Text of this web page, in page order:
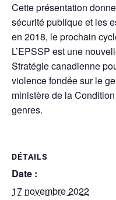
Cette présentation
sécurité publique et les
en 2018, le prochain
L’EPSSP est une
Stratégie canadienne
violence fondée sur le
ministère de la
genres.
DÉTAILS
Date :
17 novembre 2022